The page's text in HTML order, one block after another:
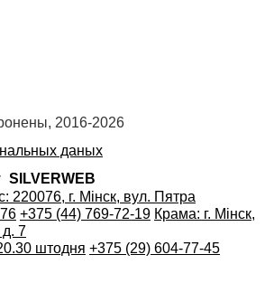
2016-2026
даных
SILVERWEB
г. Мінск, вул. Пятра
+375 (44) 769-72-19 Крама: г. Мінск,
д. 7
штодня +375 (29) 604-77-45